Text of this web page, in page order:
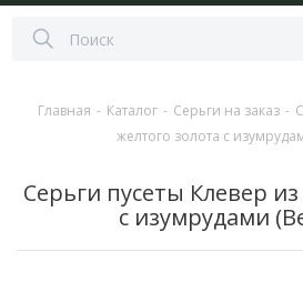
Главная - Каталог - Серьги на заказ -
желтого золота с
Серьги пусеты Клевер
с изумрудами